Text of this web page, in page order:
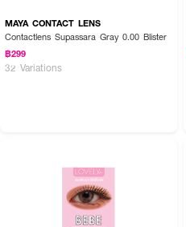
MAYA CONTACT LENS
Contactlens Supassara Gray 0.00 Blister
฿299
32 Variations